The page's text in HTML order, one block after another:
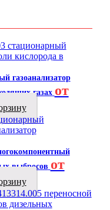
газоанализатор
газах от
выбросов от